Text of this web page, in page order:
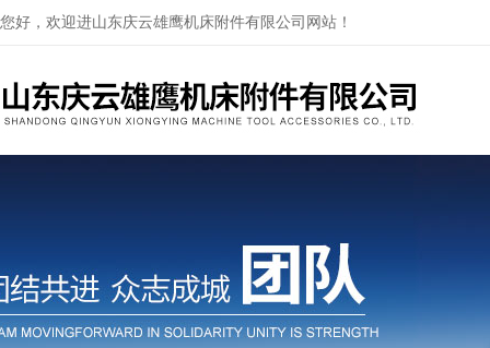
您好，欢迎进山东庆云雄鹰机床附件有限公司网站！